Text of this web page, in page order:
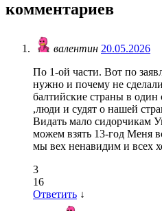
комментариев
валентин 20.05.2026
По 1-ой части. Вот по
нужно и почему не
балтийские страны в
,люди и судят о нашей
Видать мало сидорчикам
можем взять 13-год Меня
мы вех ненавидим и всех
3
16
Ответить ↓